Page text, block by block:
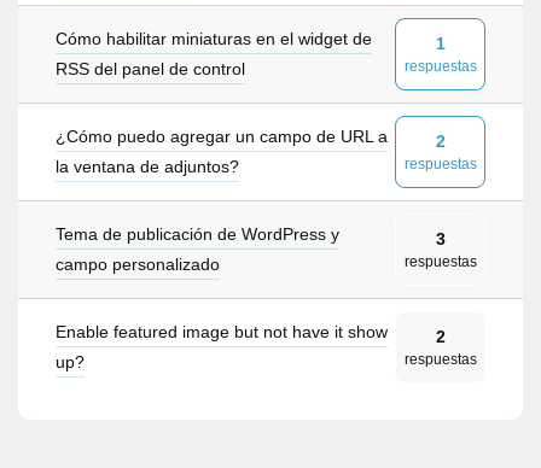
Cómo habilitar miniaturas en el widget de
RSS del panel de control
1
respuestas
¿Cómo puedo agregar un campo de URL a
la ventana de adjuntos?
2
respuestas
Tema de publicación de WordPress y
campo personalizado
3
respuestas
Enable featured image but not have it show
up?
2
respuestas